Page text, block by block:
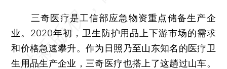
三奇医疗是工信部应急物资重点储备生产企
业。2020年初，卫生防护用品上下游市场的需求
和价格急速攀升。作为日照乃至山东知名的医疗卫
生用品生产企业，三奇医疗也搭上了这趟过山车。